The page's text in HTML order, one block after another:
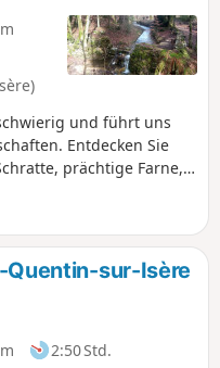
und führt uns
Entdecken Sie
prächtige Farne,
sur-Isère
2:50 Std.